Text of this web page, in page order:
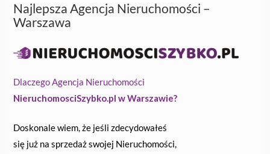
Najlepsza Agencja Nieruchomości –
Warszawa
Dlaczego Agencja Nieruchomości
NieruchomosciSzybko.pl w Warszawie?
Doskonale wiem, że jeśli zdecydowałeś
się już na sprzedaż swojej Nieruchomości,